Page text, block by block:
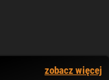
zobacz więcej